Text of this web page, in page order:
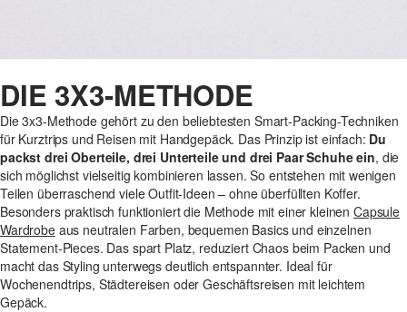
DIE 3X3-METHODE
Die 3x3-Methode gehört zu den beliebtesten Smart-Packing-Techniken
für Kurztrips und Reisen mit Handgepäck. Das Prinzip ist einfach: Du
packst drei Oberteile, drei Unterteile und drei Paar Schuhe ein, die
sich möglichst vielseitig kombinieren lassen. So entstehen mit wenigen
Teilen überraschend viele Outfit-Ideen – ohne überfüllten Koffer.
Besonders praktisch funktioniert die Methode mit einer kleinen Capsule
Wardrobeaus neutralen Farben, bequemen Basics und einzelnen
Statement-Pieces. Das spart Platz, reduziert Chaos beim Packen und
macht das Styling unterwegs deutlich entspannter. Ideal für
Wochenendtrips, Städtereisen oder Geschäftsreisen mit leichtem
Gepäck.